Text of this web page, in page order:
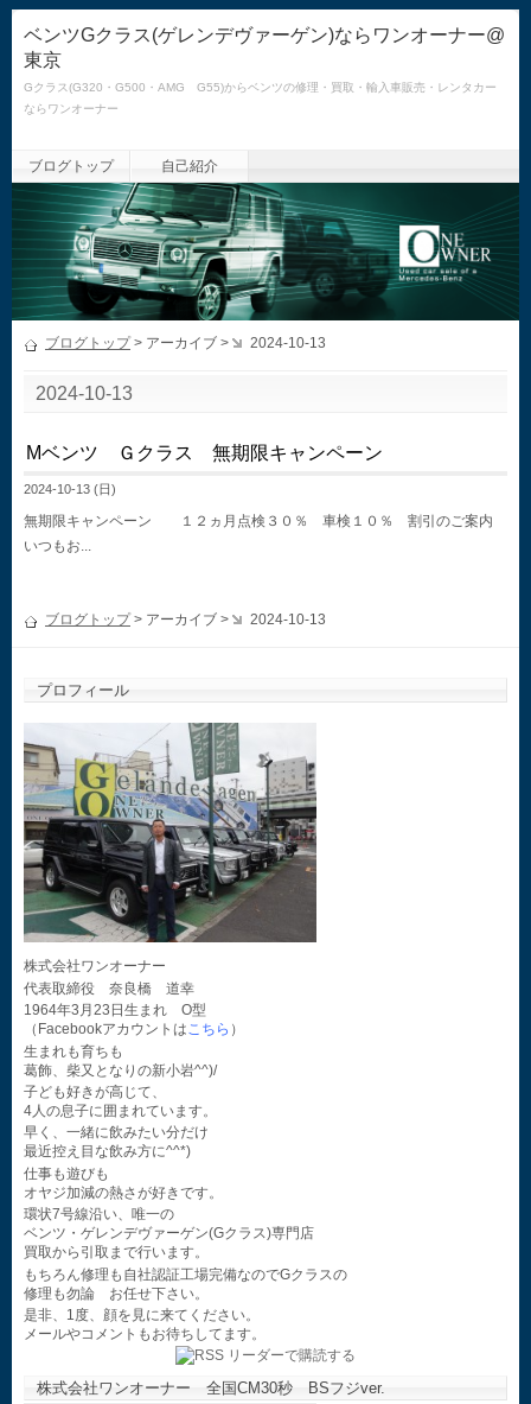
ベンツGクラス(ゲレンデヴァーゲン)ならワンオーナー@
東京
Gクラス(G320・G500・AMG G55)からベンツの修理・買取・輸入車販売・レンタカー
ならワンオーナー
ブログトップ 自己紹介
ブログトップ> アーカイブ > 2024-10-13
2024-10-13
Mベンツ Ｇクラス 無期限キャンペーン
2024-10-13 (日)
無期限キャンペーン １２ヵ月点検３０％ 車検１０％ 割引のご案内
いつもお...
ブログトップ> アーカイブ > 2024-10-13
プロフィール
株式会社ワンオーナー
代表取締役 奈良橋 道幸
1964年3月23日生まれ O型
（Facebookアカウントはこちら ）
生まれも育ちも
葛飾、柴又となりの新小岩^^)/
子ども好きが高じて、
4人の息子に囲まれています。
早く、一緒に飲みたい分だけ
最近控え目な飲み方に^^*)
仕事も遊びも
オヤジ加減の熱さが好きです。
環状7号線沿い、唯一の
ベンツ・ゲレンデヴァーゲン(Gクラス)専門店
買取から引取まで行います。
もちろん修理も自社認証工場完備なのでGクラスの
修理も勿論 お任せ下さい。
是非、1度、顔を見に来てください。
メールやコメントもお待ちしてます。
株式会社ワンオーナー 全国CM30秒 BSフジver.